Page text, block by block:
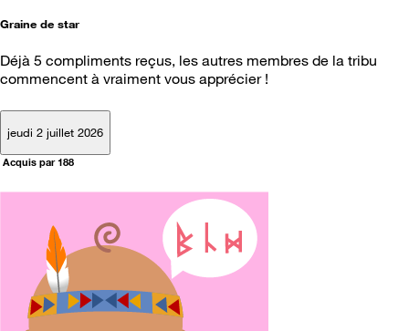
Graine de star
Déjà 5 compliments reçus, les autres membres de la tribu
commencent à vraiment vous apprécier !
jeudi 2 juillet 2026
Acquis par 188